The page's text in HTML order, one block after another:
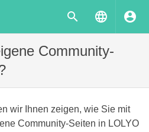
Community-
wir Ihnen zeigen, wie Sie mit
Community-Seiten in LOLYO